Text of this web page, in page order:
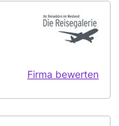
Firma bewerten